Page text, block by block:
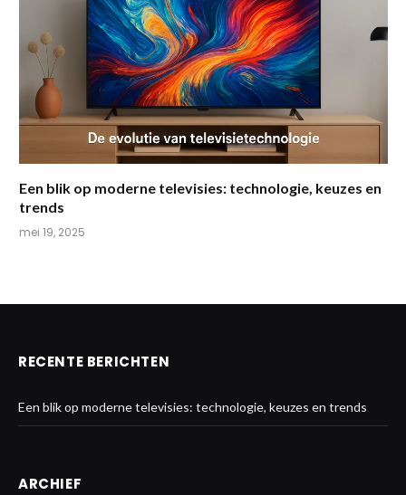
Een blik op moderne televisies: technologie, keuzes en
trends
mei 19, 2025
RECENTE BERICHTEN
Een blik op moderne televisies: technologie, keuzes en trends
ARCHIEF